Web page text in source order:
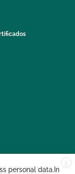
X
personal data.In